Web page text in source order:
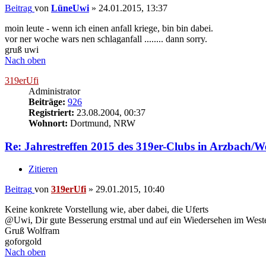
Beitrag von LüneUwi » 24.01.2015, 13:37
moin leute - wenn ich einen anfall kriege, bin bin dabei.
vor ner woche wars nen schlaganfall ........ dann sorry.
gruß uwi
Nach oben
319erUfi
Administrator
Beiträge: 926
Registriert: 23.08.2004, 00:37
Wohnort: Dortmund, NRW
Re: Jahrestreffen 2015 des 319er-Clubs in Arzbach/
Zitieren
Beitrag von 319erUfi » 29.01.2015, 10:40
Keine konkrete Vorstellung wie, aber dabei, die Uferts
@Uwi, Dir gute Besserung erstmal und auf ein Wiedersehen im
Gruß Wolfram
goforgold
Nach oben